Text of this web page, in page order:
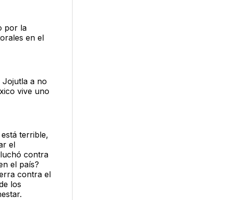
por la
en el
Jojutla a no
vive uno
terrible,
el
contra
el país?
contra el
los